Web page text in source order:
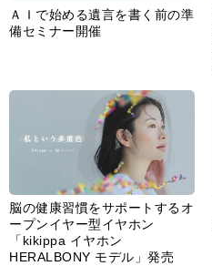
ＡＩで始める遺言を書く前の準
備セミナー開催
脳の健康習慣をサポートするオ
ープンイヤー型イヤホン
「kikippa イヤホン
HERALBONY モデル」発売